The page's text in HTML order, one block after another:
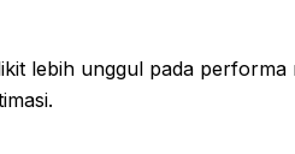
lebih unggul pada